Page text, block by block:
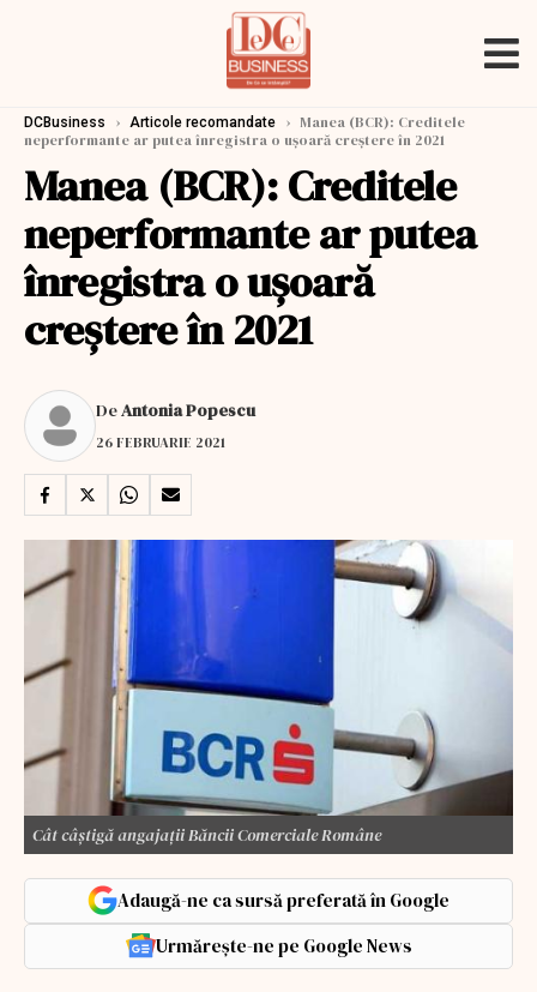
DCBusiness › Articole recomandate › Manea (BCR): Creditele
neperformante ar putea înregistra o uşoară creştere în 2021
Manea (BCR): Creditele
neperformante ar putea
înregistra o uşoară
creştere în 2021
DeAntonia Popescu
26 FEBRUARIE 2021
Cât câștigă angajații Băncii Comerciale Române
Adaugă-ne ca sursă preferată în Google
Urmărește-ne pe Google News